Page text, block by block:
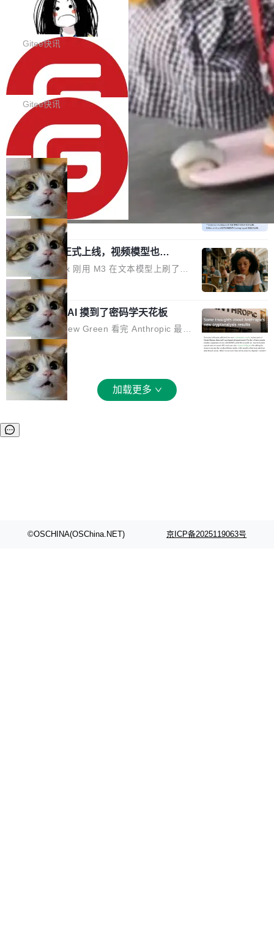
代码评审及自动化运维的全面落地夯实了“一体
化”的基座。 新版本将为用户带来更好的使用体
验和更高的工作效率，感谢大家一直以来的支持
和反馈，我们将继续努力提供更优秀的产品和服
务！ 新增功能点 DevOps： 采用自研代码托管
平台，支持一站式安装，提供从代码提交到交付
的...
器。HTTP 引擎是一个独立插件。你选一个，或
者选两个，不同环境之间切换，一行应用代码都
不用改。 下面快速过一下 10 种 HTTP 服务器
选项，各自适合什么场景，以及怎么切换。 一行
依赖替换 在 Solon 里换 HTTP 服务器就是改 po
m.xml 里一个依赖，别的什么都不用动。 <depe
factId>solon-web</artifac...
BootstrapBlazor v10.9.0 已经发布，B
ootstrap 样式的 Blazor UI 组件库
BootstrapBlazor v10.9.0 已经发布，Bootstrap
样式的 Blazor UI 组件库 此版本更新内容包括：
Release 2026-07-31 V10.9.0 Fixes fix(MultiFi
lter): 增加暗黑主题支持 by @ArgoZhang in htt
ps://github.com/dotnetcore/BootstrapBlazor/p
ull/8239 fix(Camera): 增加 exact 显式设置设备
id by @kkxkx in https://github.com/dotnetcor
e/BootstrapBlazor/pull/825...
Gitee快讯
SolonCode v2026.8.2 已经发布，终端
智能体
SolonCode v2026.8.2 已经发布，终端智能体
此版本更新内容包括： 优化 soloncode run 模
式（参考 run-headless-mode.md） 添加 solon
code web 国际化多语言支持 添加 soloncode w
eb 消息列表消息导航支持 修复 soloncode web
文件详情初次显示时语法高亮失效的问题 修复 s
oloncode web 审查详情文件名中文乱码的问题
细节优化 详情查看：https://gitee.com/opensol
on/soloncode/releases/v2026.8.2
Gitee快讯
OpenAI 宣布 GPT-5.6 Luna 价格下降
80%
OpenAI 宣布 GPT-5.6 Luna 价格下降 80%。输
入从每百万 token 1 美元砍到 0.2 美元，输出从
6 美元砍到 1.2 美元。GPT-5.6 Terra 降 20%。
旗舰 Sol 没降，但加了一个 Fast 模式——2.5
倍速度，2 倍价格，智商不变。 降价的理由不是
市场竞争，不是清库存，是 Sol 自己把自己优化
了。 这事分两步。第一步，OpenAI 把 GPT-5.6
Sol 部署上线。第二步，让 Sol 通过 Codex 自
己去优化自己的推理基础设施。Sol 学了 Triton
和 Gluon 两种 GPU 编程语言，重写了生产环境
的 GPU 内核，找出了哪...
局
DeepSeek-V4-Flash 官方 API 现已正
式上线公测
DeepSeek V4 Flash 正式版今天上线了。模型
结构和参数规模没变，还是 MoE 284B、激活 1
3B、100 万 token 上下文——只重新做了后训
练。但改完之后，Agent 能力直接把自家 4 月发
的 Pro Preview 给干了。 九项 Agent 基准测试
全部反超。Terminal Bench 2.1 从 61.8 涨到 8
2.7，DeepSWE 从 7.3 涨到 54.4，DSBench-F
ullStack 从 37.0 涨到 68.7。不说别的，一个 Fl
ash 型号干翻了三个月前代表最高水平的 Pro 预
览版，这件事本身就够说明后训练的威力了。 跟
它一起来的还有两...
局
MiniMax H3 正式上线，视频模型也开
始玩全模态了
上个月 MiniMax 刚用 M3 在文本模型上刷了一
波存在感，今天 H3 来了——一款全模态生成模
型，而且承诺几天内开源权重。 先看能力边界。
H3 接受文本、图像、视频、声音任意组合作为
输入（它叫多模态上下文），输出带原生双声道
音频的视频，最高 15 秒 2K 分辨率。举个例
子：扔进去一段参考视频（取它的希区柯克运
镜）、一张人物图片、一段歌声录音，用自然语
言告诉模型你要什么——H3 自己搞定剩下的。
这个"自己搞定"说起来轻巧，背后的训练范式变
uo 01 和 02），每一代都是按任务拆分的专家
局
Anthropic 的 AI 摸到了密码学天花板
密码学家 Matthew Green 看完 Anthropic 最新
的密码分析成果后，写了篇博客。标题很克制：
「一些想法」，但内容不克制。 先说 Anthropic
做了什么。他们让未发布的 Claude Mythos 模
型去跑密码分析，出了两个结果：一个攻击了后
量子签名方案 HAWK，另一个是对缩减轮次 AE
话说，「可能直接杀死了一个正在认真考虑标准
局
加载更多
©OSCHINA(OSChina.NET) 京ICP备2025119063号